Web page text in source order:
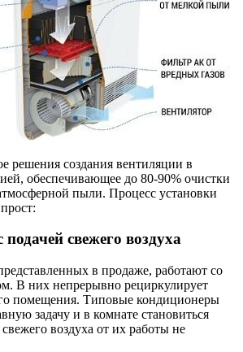
решения создания вентиляции в
обеспечивающее до 80-90% очистки
пыли. Процесс установки
свежего воздуха
в продаже, работают со
В них непрерывно рециркулирует
помещения. Типовые кондиционеры
задачу и в комнате становиться
воздуха от их работы не